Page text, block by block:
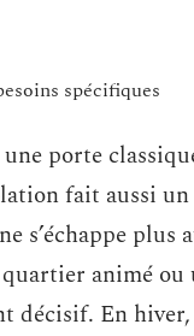
spécifiques
porte
fait aussi
s’échappe
animé
décisif. En